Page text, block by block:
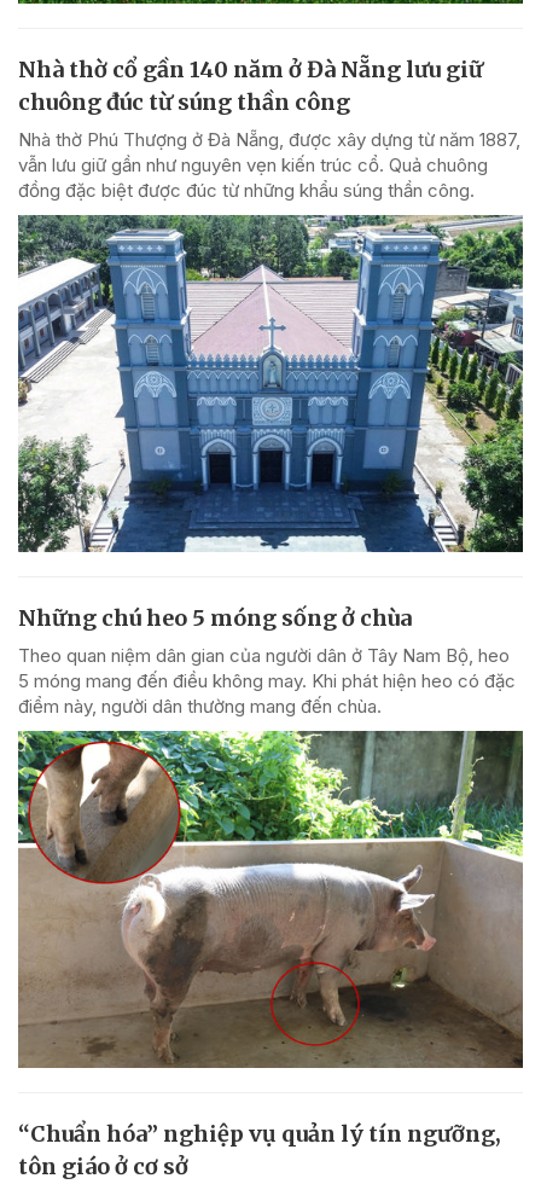
Nhà thờ cổ gần 140 năm ở Đà Nẵng lưu giữ
chuông đúc từ súng thần công
Nhà thờ Phú Thượng ở Đà Nẵng, được xây dựng từ năm 1887,
vẫn lưu giữ gần như nguyên vẹn kiến trúc cổ. Quả chuông
đồng đặc biệt được đúc từ những khẩu súng thần công.
Những chú heo 5 móng sống ở chùa
Theo quan niệm dân gian của người dân ở Tây Nam Bộ, heo
5 móng mang đến điều không may. Khi phát hiện heo có đặc
điểm này, người dân thường mang đến chùa.
“Chuẩn hóa” nghiệp vụ quản lý tín ngưỡng,
tôn giáo ở cơ sở